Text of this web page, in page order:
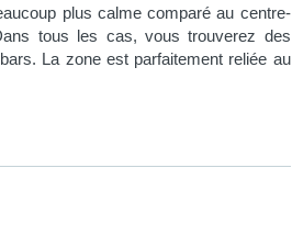
plus calme comparé au centre-
tous les cas, vous trouverez des
La zone est parfaitement reliée au